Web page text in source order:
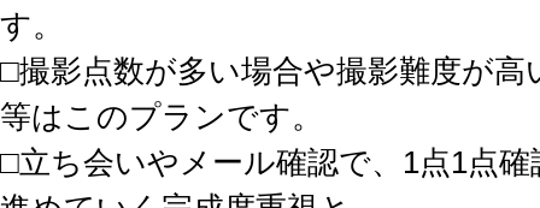
す。
□撮影点数が多い場合や撮影難度が
等はこのプランです。
□立ち会いやメール確認で、1点1点